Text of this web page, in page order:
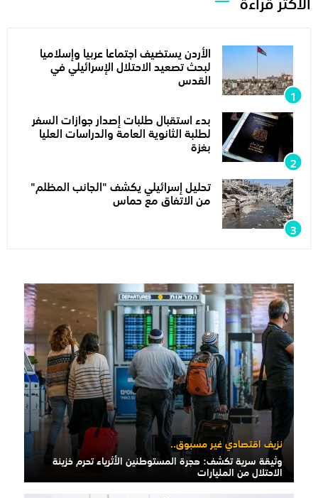
الأردن يستضيف اجتماعا عربيا وإسلاميا
لبحث تصعيد الاحتلال الإسرائيلي في
القدس
بدء استقبال طلبات إصدار جوازات السفر
لطلبة الثانوية العامة والدراسات العليا
بغزة
تحليل إسرائيلي يكشف "الجانب المظلم"
من الاتفاق مع حماس
نزيف اقتصادي غير مسبوق..
وثيقة سرية تكشف: هجرة المستوطنين الأثرياء تحرم خزينة
الاحتلال من المليارات